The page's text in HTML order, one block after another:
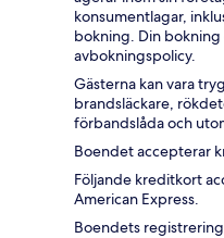
konsumentlagar,
bokning. Din
avbokningspolicy.
Gästerna kan vara
brandsläckare,
förbandslåda och
Boendet accepterar
Följande kreditkort
American Express.
Boendets